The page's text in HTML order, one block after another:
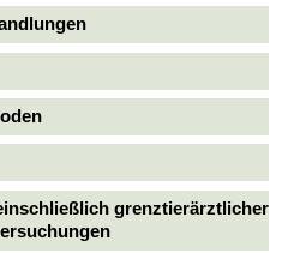
grenztierärztlicher